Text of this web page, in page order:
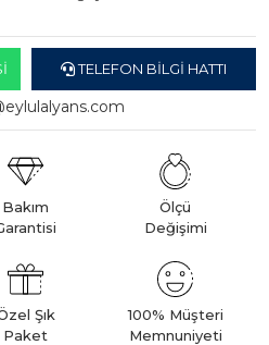
TELEFON BILGI HATTI
Bakım
Ölçü
Değişimi
Şık
Paket
100% Müşteri
Memnuniyeti